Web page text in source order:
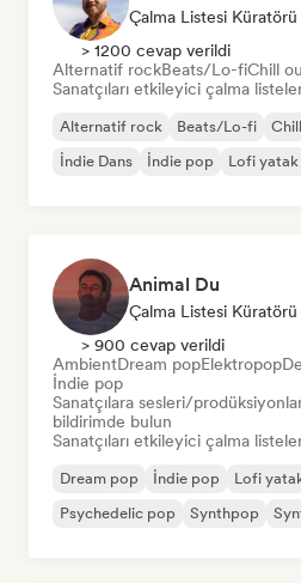
Çalma Listesi Küratörü
> 1200 cevap verildi
Alternatif rockBeats/Lo-fiChill
Sanatçıları etkileyici çalma
Alternatif rock Beats/Lo-fi
İndie Dans
İndie pop Lofi yatak
Animal Du
Çalma Listesi Küratörü
> 900 cevap verildi
AmbientDream popElektropop
İndie pop
Sanatçılara sesleri/
bildirimde bulun
Sanatçıları etkileyici çalma
Dream pop İndie pop Lofi
Psychedelic pop
Synthpop